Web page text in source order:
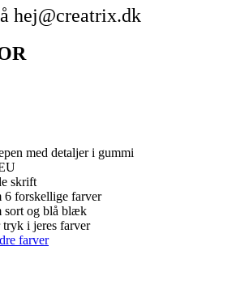
hej@creatrix.dk
med detaljer i gummi
skrift
forskellige farver
og blå blæk
i jeres farver
farver